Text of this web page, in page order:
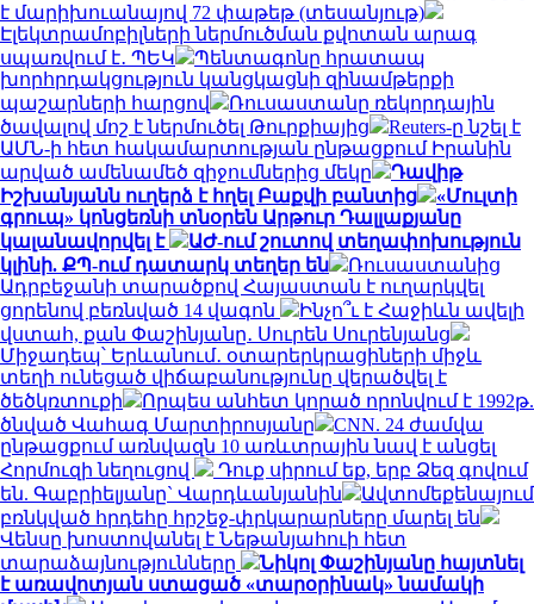
է մարիխուանայով 72 փաթեթ (տեսանյութ)
Էլեկտրամոբիլների ներմուծման քվոտան արագ
սպառվում է․ ՊԵԿ
Պենտագոնը հրատապ
խորհրդակցություն կանցկացնի զինամթերքի
պաշարների հարցով
Ռուսաստանը ռեկորդային
ծավալով մոշ է ներմուծել Թուրքիայից
Reuters-ը նշել է
ԱՄՆ-ի հետ հակամարտության ընթացքում Իրանին
արված ամենամեծ զիջումներից մեկը
Դավիթ
Իշխանյանն ուղերձ է հղել Բաքվի բանտից
«Մուլտի
գրուպ» կոնցեռնի տնօրեն Արթուր Դալլաքյանը
կալանավորվել է
ԱԺ-ում շուտով տեղափոխություն
կլինի. ՔՊ-ում դատարկ տեղեր են
Ռուսաստանից
Ադրբեջանի տարածքով Հայաստան է ուղարկվել
ցորենով բեռնված 14 վագոն
Ինչո՞ւ է Հաջիևն ավելի
վստահ, քան Փաշինյանը․ Սուրեն Սուրենյանց
Միջադեպ՝ Երևանում․ օտարերկրացիների միջև
տեղի ունեցած վիճաբանությունը վերածվել է
ծեծկռտուքի
Որպես անհետ կորած որոնվում է 1992թ.
ծնված Վահագ Մարտիրոսյանը
CNN. 24 ժամվա
ընթացքում առնվազն 10 առևտրային նավ է անցել
Հորմուզի նեղուցով
Դուք սիրում եք, երբ Ձեզ գովում
են. Գաբրիելյանը` Վարդևանյանին
Ավտոմեքենայում
բռնկված հրդեհը հրշեջ-փրկարարները մարել են
Վենսը խոստովանել է Նեթանյահուի հետ
տարաձայնությունները
Նիկոլ Փաշինյանը հայտնել
է առավոտյան ստացած «տարօրինակ» նամակի